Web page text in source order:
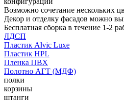
Возможно сочетание нескольких
Декор и отделку фасадов можно
Бесплатная сборка в течение 1-2
ЛДСП
Пластик Alvic Luxe
Пластик HPL
Пленка ПВХ
Полотно АГТ (МДФ)
полки
корзины
штанги